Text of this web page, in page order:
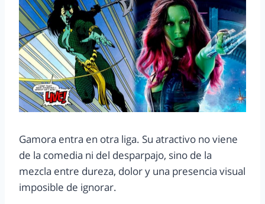
Gamora entra en otra liga. Su atractivo no viene
de la comedia ni del desparpajo, sino de la
mezcla entre dureza, dolor y una presencia visual
imposible de ignorar.